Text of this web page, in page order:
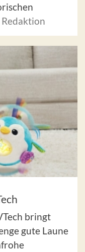
Redaktion
bringt
gute Laune